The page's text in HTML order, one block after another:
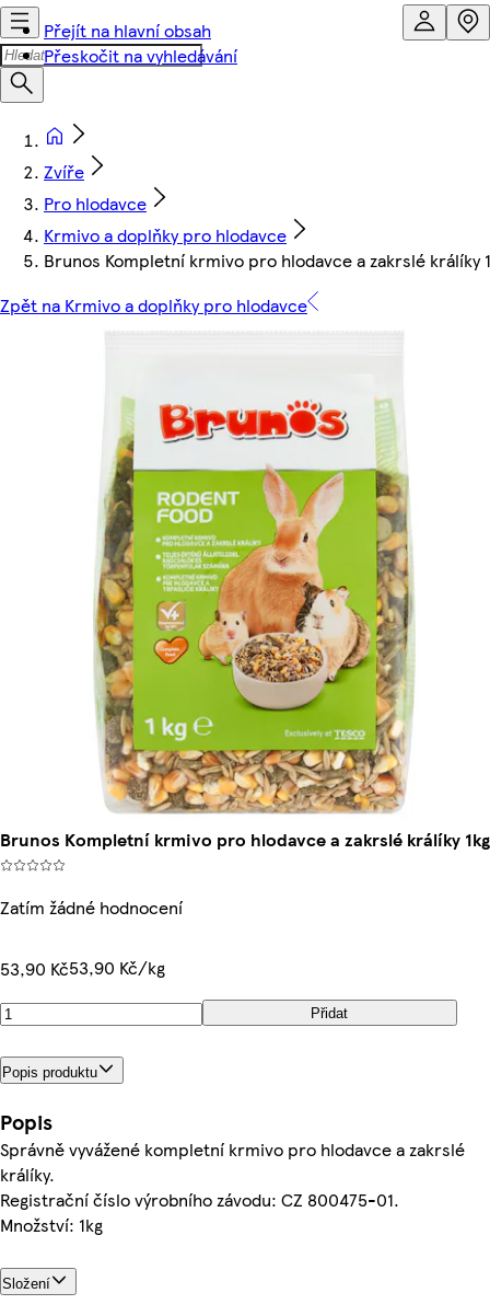
Přejít na hlavní obsah
Přeskočit na vyhledávání
Zvíře
Pro hlodavce
Krmivo a doplňky pro hlodavce
Brunos Kompletní krmivo pro hlodavce a zakrslé králíky
Zpět na Krmivo a doplňky pro hlodavce
Brunos Kompletní krmivo pro hlodavce a zakrslé králíky 1kg
Zatím žádné hodnocení
53,90 Kč53,90 Kč/kg
Přidat
Popis produktu
Popis
Správně vyvážené kompletní krmivo pro hlodavce a zakrslé
králíky.
Registrační číslo výrobního závodu: CZ 800475-01.
Množství: 1kg
Složení